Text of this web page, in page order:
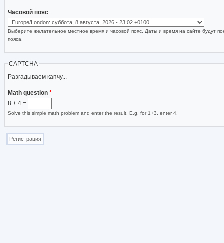
Часовой пояс
Выберите желательное местное время и часовой пояс. Даты и время на сайте будут
пояса.
CAPTCHA
Разгадываем капчу...
Math question *
8 + 4 =
Solve this simple math problem and enter the result. E.g. for 1+3, enter 4.